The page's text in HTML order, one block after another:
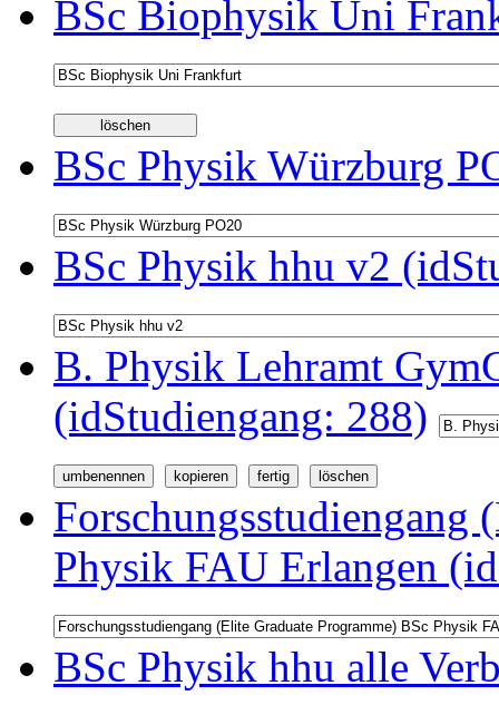
BSc Biophysik Uni
BSc Physik Würzburg
BSc Physik hhu v2
B. Physik Lehramt
(idStudiengang: 288)
Forschungsstudiengang
Physik FAU Erlangen
BSc Physik hhu alle